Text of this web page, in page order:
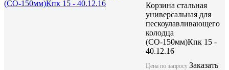
Корзина стальная
универсальная для
пескоулавливающего
колодца
(СО-150мм)Кпк 15 -
40.12.16
Цена по запросу Заказать